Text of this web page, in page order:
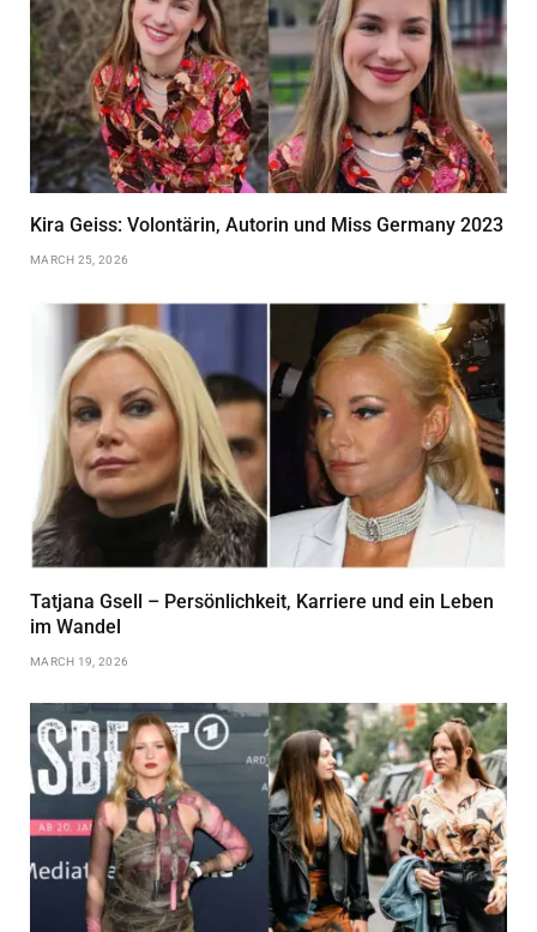
Kira Geiss: Volontärin, Autorin und Miss Germany 2023
MARCH 25, 2026
Tatjana Gsell – Persönlichkeit, Karriere und ein Leben
im Wandel
MARCH 19, 2026